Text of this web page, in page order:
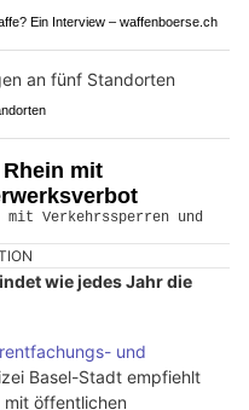
Ein Interview – waffenboerse.ch
mit
wie jedes Jahr die
und
Basel-Stadt empfiehlt
mit öffentlichen